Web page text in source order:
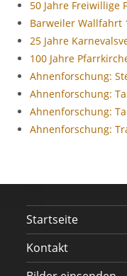
50 Jahre Freiwillige
Barweiler Wallfahrt
25 Jahre
100 Jahre
Ahnenforschung:
Ahnenforschung:
Ahnenforschung:
Ahnenforschung:
Startseite
Kontakt